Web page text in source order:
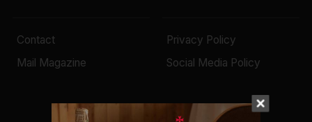
Contact
Mail Magazine
Privacy Policy
Social Media Policy